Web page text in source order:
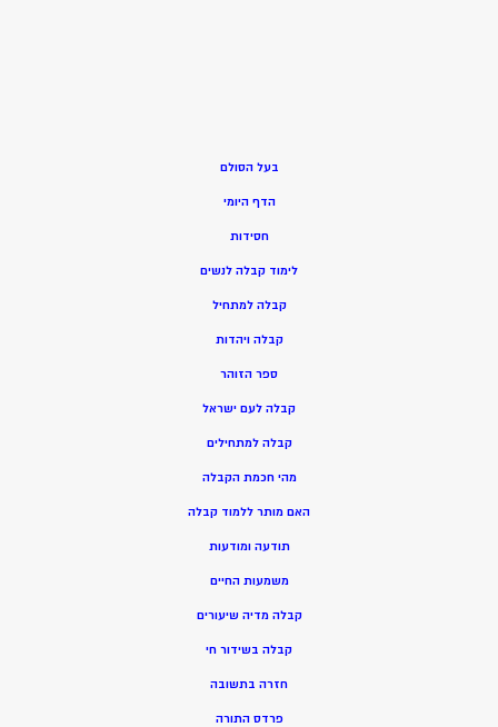
בעל הסולם
הדף היומי
חסידות
לימוד קבלה לנשים
קבלה למתחיל
קבלה ויהדות
ספר הזוהר
קבלה לעם ישראל
קבלה למתחילים
מהי חכמת הקבלה
האם מותר ללמוד קבלה
תודעה ומודעות
משמעות החיים
קבלה מדיה שיעורים
קבלה בשידור חי
חזרה בתשובה
פרדס התורה